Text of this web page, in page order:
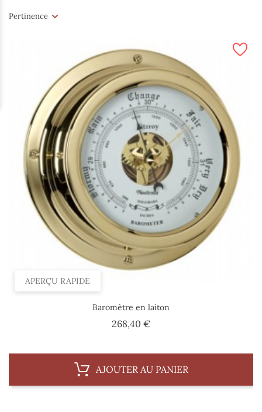
Pertinence
APERÇU RAPIDE
Baromètre en laiton
268,40 €Prix
AJOUTER AU PANIER